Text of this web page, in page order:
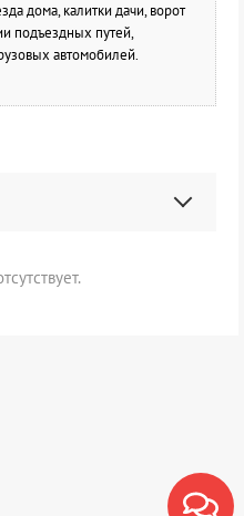
дома, калитки дачи, ворот
подъездных путей,
автомобилей.